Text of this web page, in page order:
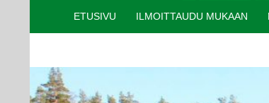
ETUSIVU
ILMOITTAUDU MUKAAN